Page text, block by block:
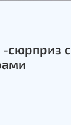
-сюрприз с